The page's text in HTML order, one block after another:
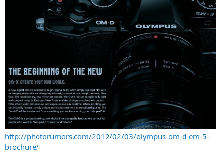
http://photorumors.com/2012/02/03/olympus-om-d-em-5-
brochure/